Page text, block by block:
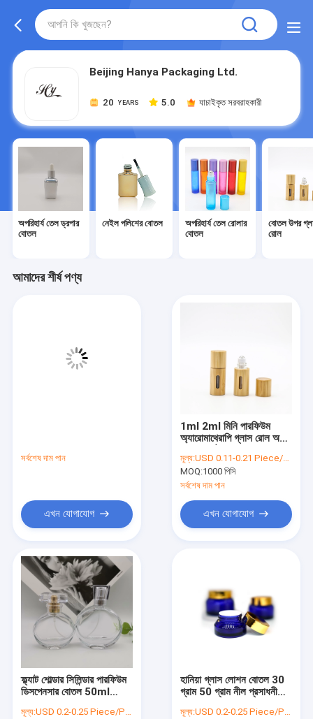
Beijing Hanya Packaging Ltd.
20 YEARS 5.0 যাচাইকৃত সরবরাহকারী
অপরিহার্য তেল ড্রপার
বোতল
নেইল পলিশের বোতল
অপরিহার্য তেল রোলার
বোতল
বোতল উপর
রোল
আমাদের শীর্ষ পণ্য
সর্বশেষ দাম পান
এখন যোগাযোগ
1ml 2ml মিনি পারফিউম
অ্যারোমাথেরাপি গ্লাস রোল অন
মূল্য:USD 0.11-0.21 Piece/Pieces
MOQ:1000 পিসি
সর্বশেষ দাম পান
এখন যোগাযোগ
ফ্ল্যাট শোল্ডার সিলিন্ডার পারফিউম
ডিসপেনসার বোতল 50ml
মূল্য:USD 0.2-0.25 Piece/Pieces
হানিয়া গ্লাস লোশন বোতল 30
গ্রাম 50 গ্রাম নীল প্রসাধনী
মূল্য:USD 0.2-0.25 Piece/Pieces